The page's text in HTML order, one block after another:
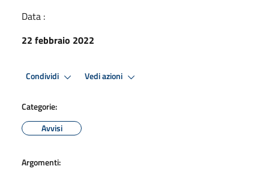
Data :
22 febbraio 2022
Condividi Vedi azioni
Categorie:
Avvisi
Argomenti: